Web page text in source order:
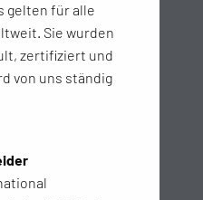
gelten für alle
Sie wurden
zertifiziert und
von uns ständig